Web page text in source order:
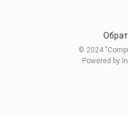
© 2024
Powered by